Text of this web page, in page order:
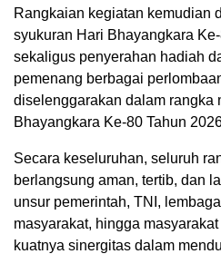
Rangkaian kegiatan kemudian
syukuran Hari Bhayangkara
sekaligus penyerahan hadiah
pemenang berbagai
diselenggarakan dalam rangka
Bhayangkara Ke-80 Tahun
Secara keseluruhan, seluruh
berlangsung aman, tertib, dan
unsur pemerintah, TNI,
masyarakat, hingga
kuatnya sinergitas dalam